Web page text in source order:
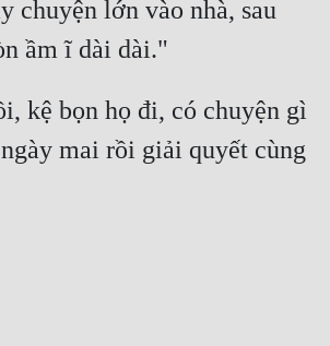
chuyện lớn vào nhà, sau
kệ bọn họ đi, có chuyện gì
mai rồi giải quyết cùng